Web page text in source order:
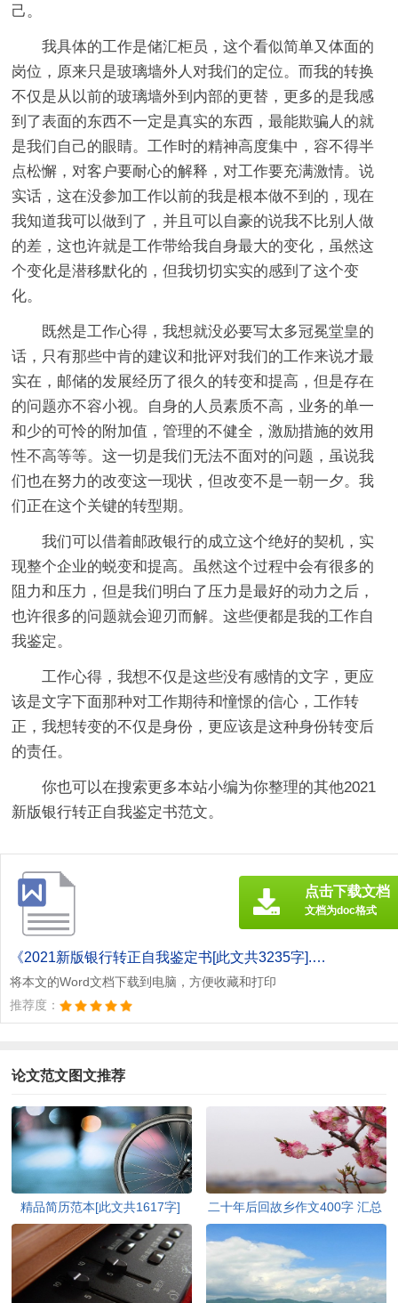
己。
我具体的工作是储汇柜员，这个看似简单又体面的
岗位，原来只是玻璃墙外人对我们的定位。而我的转换
不仅是从以前的玻璃墙外到内部的更替，更多的是我感
到了表面的东西不一定是真实的东西，最能欺骗人的就
是我们自己的眼睛。工作时的精神高度集中，容不得半
点松懈，对客户要耐心的解释，对工作要充满激情。说
实话，这在没参加工作以前的我是根本做不到的，现在
我知道我可以做到了，并且可以自豪的说我不比别人做
的差，这也许就是工作带给我自身最大的变化，虽然这
个变化是潜移默化的，但我切切实实的感到了这个变
化。
既然是工作心得，我想就没必要写太多冠冕堂皇的
话，只有那些中肯的建议和批评对我们的工作来说才最
实在，邮储的发展经历了很久的转变和提高，但是存在
的问题亦不容小视。自身的人员素质不高，业务的单一
和少的可怜的附加值，管理的不健全，激励措施的效用
性不高等等。这一切是我们无法不面对的问题，虽说我
们也在努力的改变这一现状，但改变不是一朝一夕。我
们正在这个关键的转型期。
我们可以借着邮政银行的成立这个绝好的契机，实
现整个企业的蜕变和提高。虽然这个过程中会有很多的
阻力和压力，但是我们明白了压力是最好的动力之后，
也许很多的问题就会迎刃而解。这些便都是我的工作自
我鉴定。
工作心得，我想不仅是这些没有感情的文字，更应
该是文字下面那种对工作期待和憧憬的信心，工作转
正，我想转变的不仅是身份，更应该是这种身份转变后
的责任。
你也可以在搜索更多本站小编为你整理的其他2021
新版银行转正自我鉴定书范文。
《2021新版银行转正自我鉴定书[此文共3235字].doc》
将本文的Word文档下载到电脑，方便收藏和打印
推荐度：
点击下载文档
文档为doc格式
论文范文图文推荐
精品简历范本[此文共1617字]
二十年后回故乡作文400字 汇总
20篇[此文共9410字]